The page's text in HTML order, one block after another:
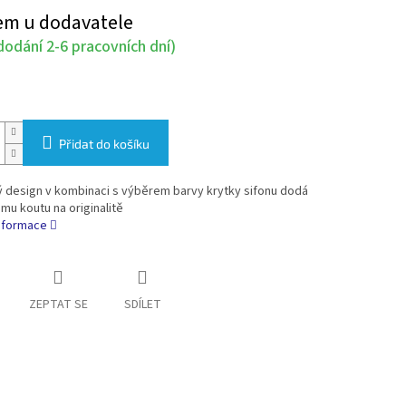
u dodavatele
2-6 pracovních dní)
Přidat do košíku
design v kombinaci s výběrem barvy krytky sifonu dodá
koutu na originalitě
ZEPTAT SE SDÍLET